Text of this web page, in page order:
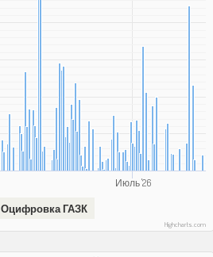
Июль '26
Оцифровка ГАЗК
Highcharts.com